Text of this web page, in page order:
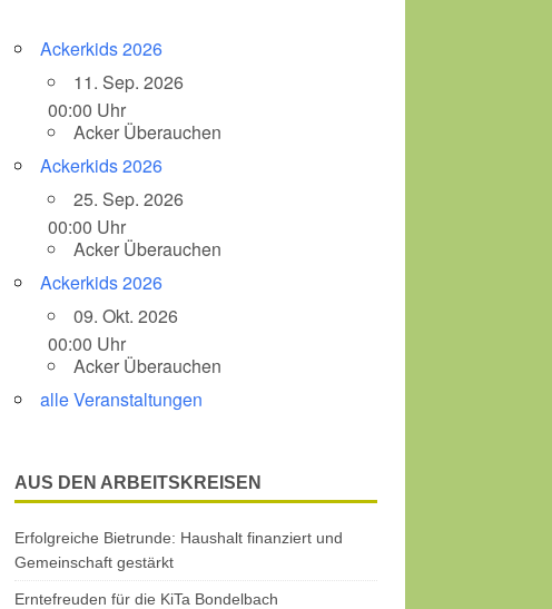
Ackerkids 2026
11. Sep. 2026
00:00 Uhr
Acker Überauchen
Ackerkids 2026
25. Sep. 2026
00:00 Uhr
Acker Überauchen
Ackerkids 2026
09. Okt. 2026
00:00 Uhr
Acker Überauchen
alle Veranstaltungen
AUS DEN ARBEITSKREISEN
Erfolgreiche Bietrunde: Haushalt finanziert und
Gemeinschaft gestärkt
Erntefreuden für die KiTa Bondelbach